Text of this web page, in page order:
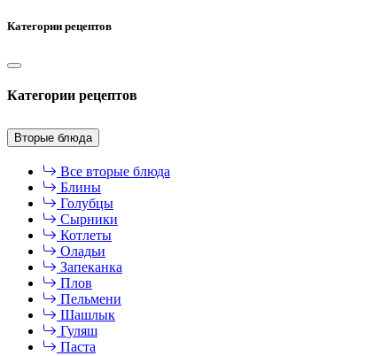
Категории рецептов
Категории рецептов
Вторые блюда
Все вторые блюда
Блины
Голубцы
Сырники
Котлеты
Оладьи
Запеканка
Плов
Пельмени
Шашлык
Гуляш
Паста